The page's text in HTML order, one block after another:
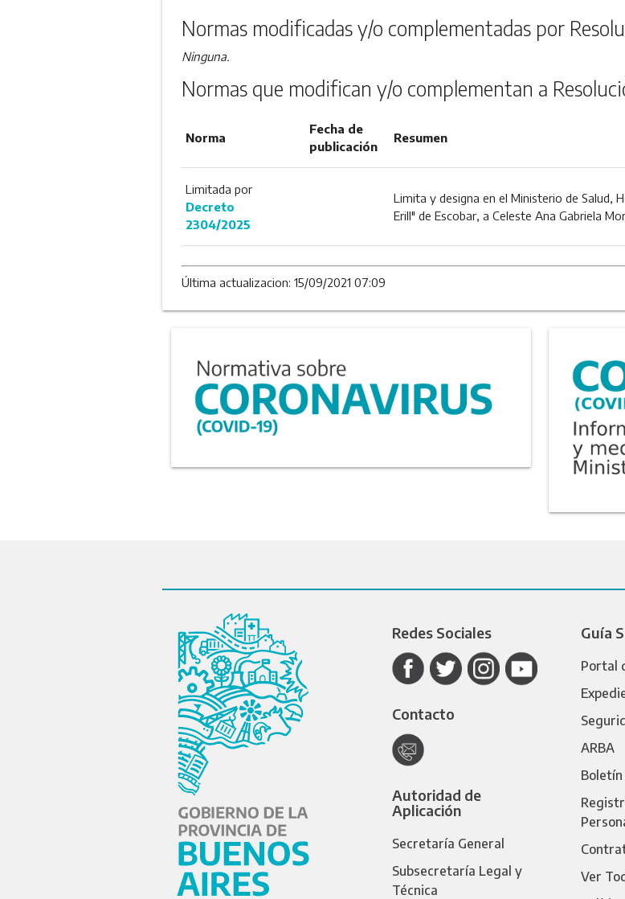
Normas modificadas y/o complementadas por
Ninguna.
Normas que modifican y/o complementan a
Norma
Fecha de
publicación
Resumen
Limitada por
Decreto
2304/2025
Limita y designa en el Ministerio de Salud,
Erill" de Escobar, a Celeste Ana Gabriela
Última actualizacion: 15/09/2021 07:09
Redes Sociales
Contacto
Autoridad de
Aplicación
Secretaría General
Subsecretaría Legal y
Técnica
Guía
Portal
ARBA
Ver